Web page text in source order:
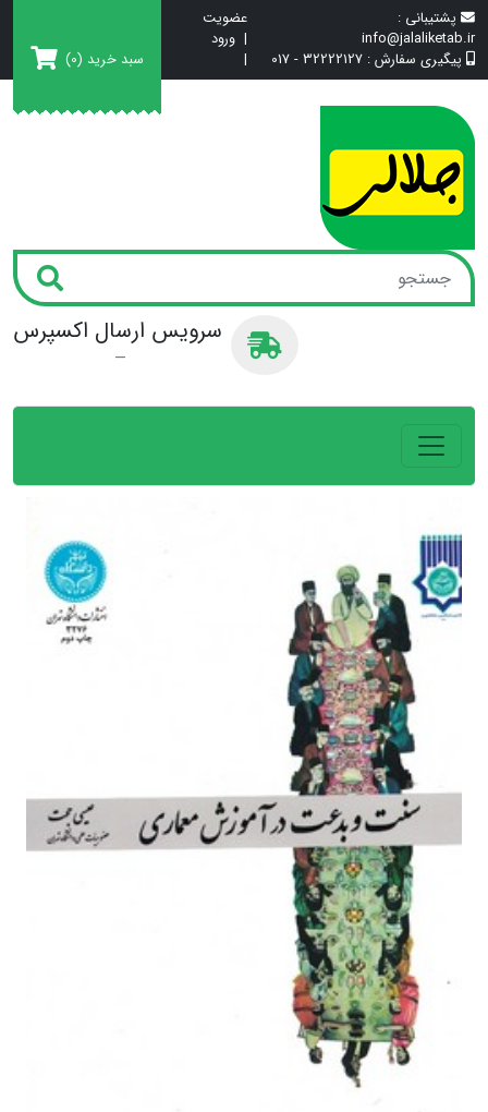
پشتیبانی :
info@jalaliketab.ir
پیگیری سفارش : 32222127 - 017
عضویت
| ورود
|
سبد خرید (0)
سرویس ارسال اکسپرس